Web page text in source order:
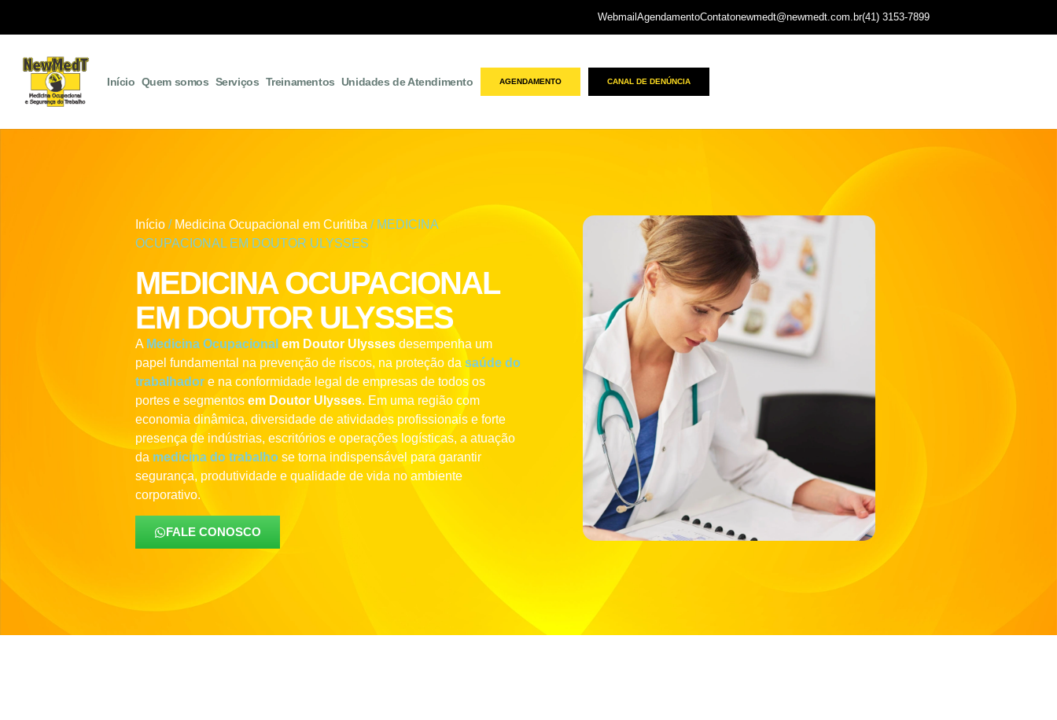
Webmail AgendamentoContatonewmedt@newmedt.com.br(41) 3153-7899
Início Quem somos Serviços Treinamentos Unidades de Atendimento AGENDAMENTO CANAL DE DENÚNCIA
Início / Medicina Ocupacional em Curitiba / MEDICINA
OCUPACIONAL EM DOUTOR ULYSSES
MEDICINA OCUPACIONAL
EM DOUTOR ULYSSES
A Medicina Ocupacional em Doutor Ulysses desempenha um
papel fundamental na prevenção de riscos, na proteção da saúde do
trabalhador e na conformidade legal de empresas de todos os
portes e segmentos em Doutor Ulysses. Em uma região com
economia dinâmica, diversidade de atividades profissionais e forte
presença de indústrias, escritórios e operações logísticas, a atuação
da medicina do trabalho se torna indispensável para garantir
segurança, produtividade e qualidade de vida no ambiente
corporativo.
FALE CONOSCO